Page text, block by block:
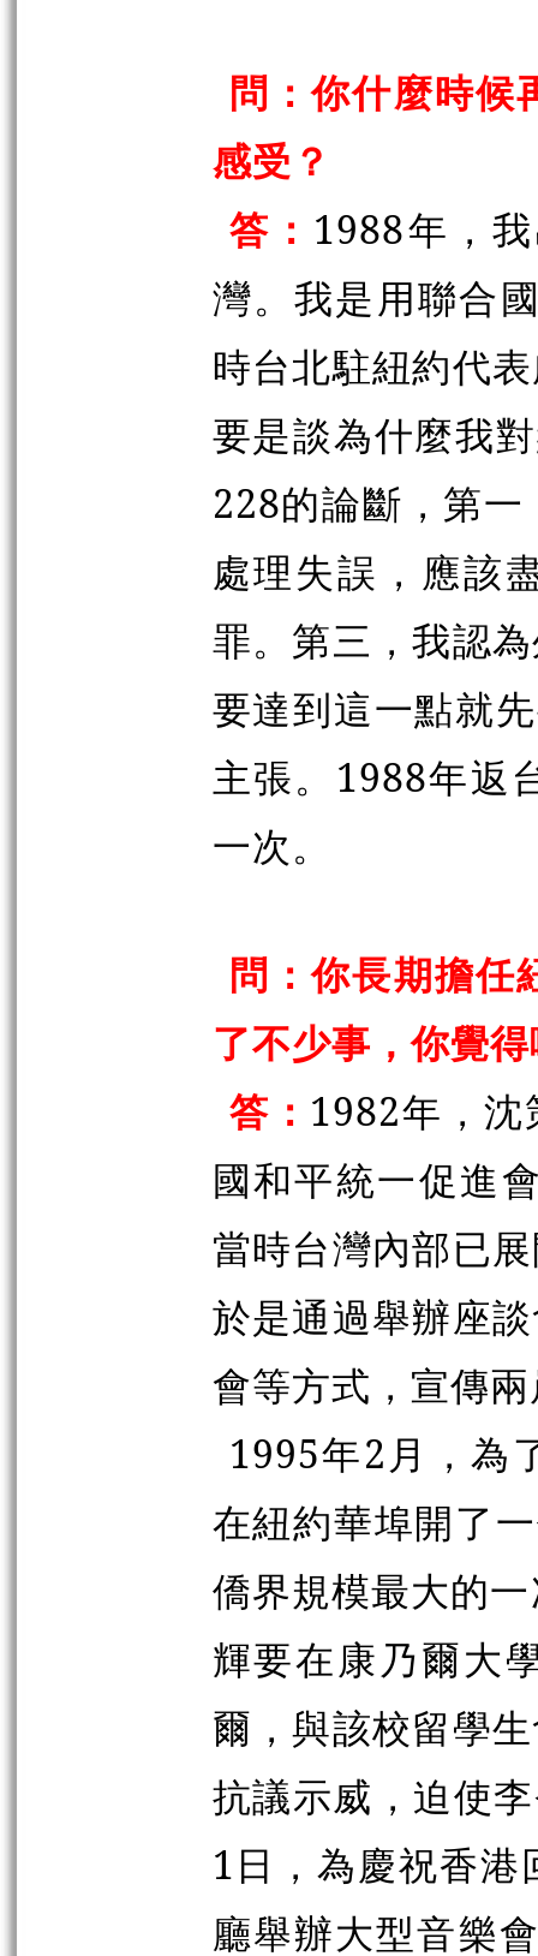
問：你什麼時候
感受？
答： 1988年，
灣。我是用聯合
時台北駐紐約代
要是談為什麼我
228的論斷，第
處理失誤，應該
罪。第三，我認
要達到這一點就
主張。1988年返
一次。
問：你長期擔任
了不少事，你覺
答： 1982年，
國和平統一促進
當時台灣內部已
於是通過舉辦座
會等方式，宣傳
1995年2月，為
在紐約華埠開了
僑界規模最大的
輝要在康乃爾大
爾，與該校留學
抗議示威，迫使
1日，為慶祝香
廳舉辦大型音樂